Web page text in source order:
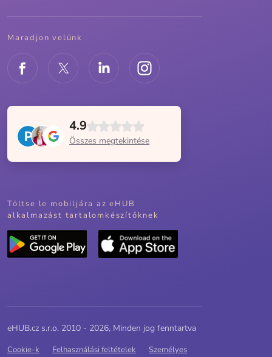
Maradjon velünk
4.9
Összes megtekintése
Töltse le mobiljára az eHUB
alkalmazást tartalomkészítőknek
eHUB.cz s.r.o. 2010 - 2026, Minden jog fenntartva
Cookie-k Felhasználási feltételek Személyes